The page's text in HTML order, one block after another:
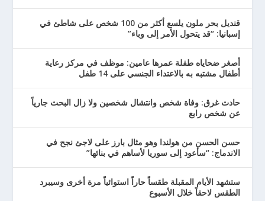
قنديل بحر ملون يلسع أكثر من 100 شخص على شاطئ في
إسبانيا: “قد يتحول الأمر إلى وباء”
أصغر ضحاياه طفلة عمرها عامين: موظف في مركز رعاية
أطفال مشتبه به بالاعتداء الجنسي على 14 طفل
حادث غرق: وفاة شخص وانتشال شخصين ولا زال البحث جارياً
عن شخص رابع
حسن الحسن من هولندا وهو مثال بارز على لاجئ نجح في
الاندماج: “سأعود إلى سوريا لأساهم في بنائها”
ستشهد الأيام المقبلة طقساً حاراً استوائياً مرة أخرى وسيبرد
الطقس لاحقاً خلال الأسبوع